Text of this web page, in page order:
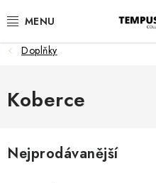
na
OBÝVACÍ POKOJ
KUCHYNĚ A JÍDELNA
Doplňky
Koberce
Nejprodávanější